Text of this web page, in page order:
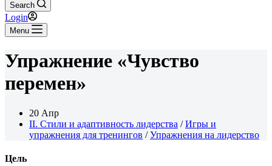
Search
Login
Menu
Упражнение «Чувство
перемен»
20 Апр
II. Стили и адаптивность лидерства /Игры и
упражнения для тренингов /Упражнения на лидерство
Цель